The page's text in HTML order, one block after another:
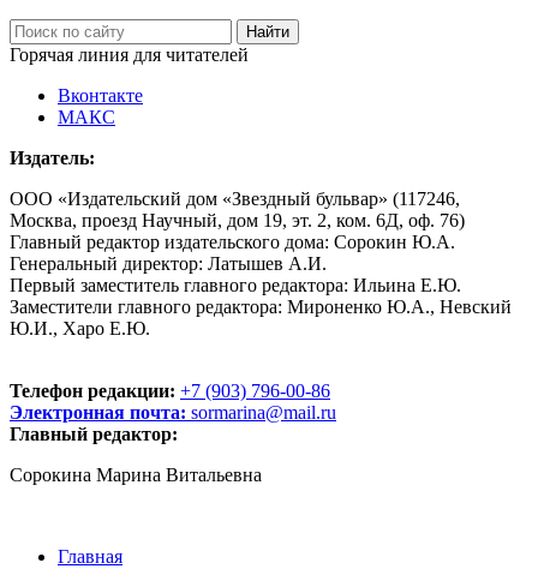
Горячая линия для читателей
Вконтакте
МАКС
Издатель:
ООО «Издательский дом «Звездный бульвар» (117246,
Москва, проезд Научный, дом 19, эт. 2, ком. 6Д, оф. 76)
Главный редактор издательского дома: Сорокин Ю.А.
Генеральный директор: Латышев А.И.
Первый заместитель главного редактора: Ильина Е.Ю.
Заместители главного редактора: Мироненко Ю.А., Невский
Ю.И., Харо Е.Ю.
Телефон редакции: +7 (903) 796-00-86
Электронная почта: sormarina@mail.ru
Главный редактор:
Сорокина Марина Витальевна
Главная